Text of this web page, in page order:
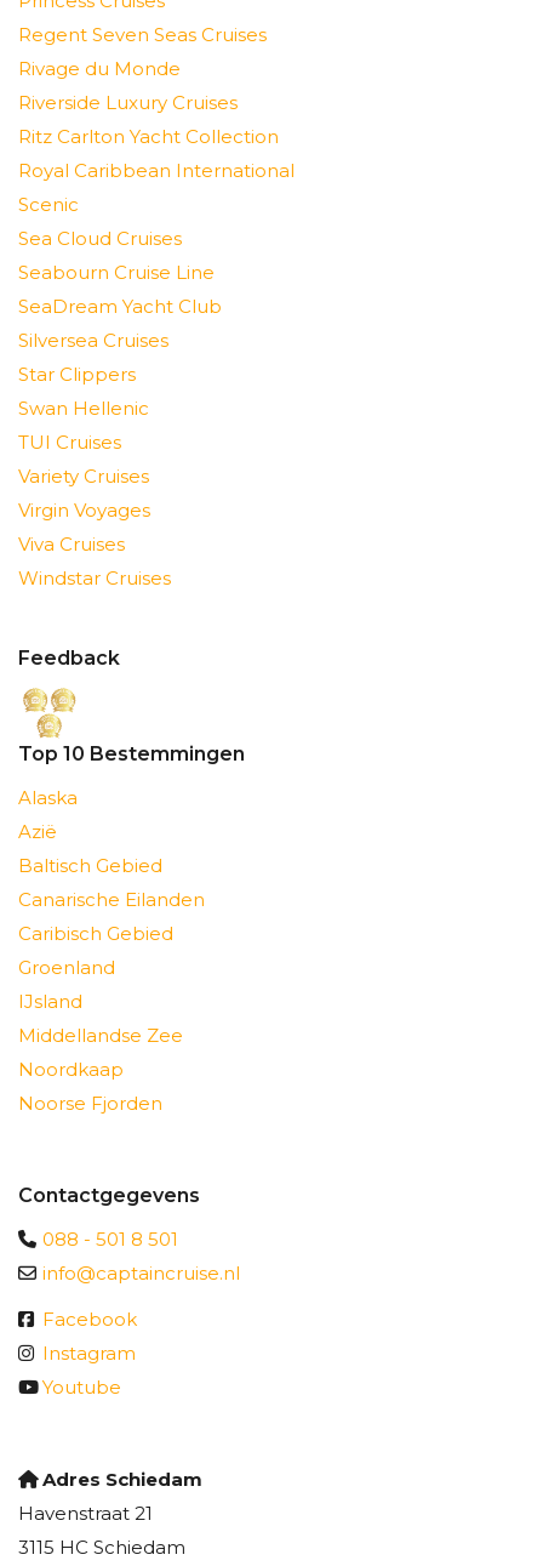
Regent Seven Seas Cruises
Rivage du Monde
Riverside Luxury Cruises
Ritz Carlton Yacht Collection
Royal Caribbean International
Scenic
Sea Cloud Cruises
Seabourn Cruise Line
SeaDream Yacht Club
Silversea Cruises
Star Clippers
Swan Hellenic
TUI Cruises
Variety Cruises
Virgin Voyages
Viva Cruises
Windstar Cruises
Feedback
Top 10 Bestemmingen
Alaska
Azië
Baltisch Gebied
Canarische Eilanden
Caribisch Gebied
Groenland
IJsland
Middellandse Zee
Noordkaap
Noorse Fjorden
Contactgegevens
088 - 501 8 501
info@captaincruise.nl
Facebook
Instagram
Youtube
Adres Schiedam
Havenstraat 21
3115 HC Schiedam